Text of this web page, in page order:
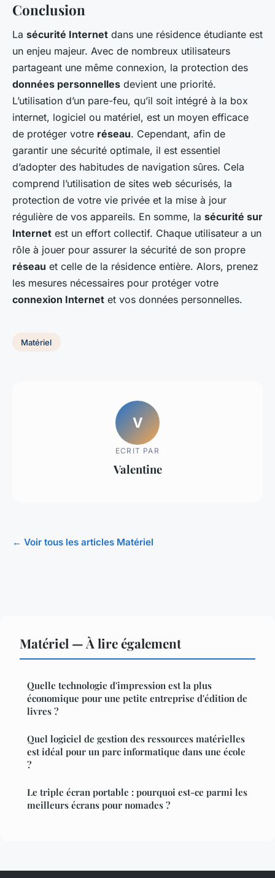
Conclusion
La sécurité Internet dans une résidence étudiante est
un enjeu majeur. Avec de nombreux utilisateurs
partageant une même connexion, la protection des
données personnelles devient une priorité.
L’utilisation d’un pare-feu, qu’il soit intégré à la box
internet, logiciel ou matériel, est un moyen efficace
de protéger votre réseau. Cependant, afin de
garantir une sécurité optimale, il est essentiel
d’adopter des habitudes de navigation sûres. Cela
comprend l’utilisation de sites web sécurisés, la
protection de votre vie privée et la mise à jour
régulière de vos appareils. En somme, la sécurité sur
Internet est un effort collectif. Chaque utilisateur a un
rôle à jouer pour assurer la sécurité de son propre
réseau et celle de la résidence entière. Alors, prenez
les mesures nécessaires pour protéger votre
connexion Internet et vos données personnelles.
Matériel
V
ECRIT PAR
Valentine
← Voir tous les articles Matériel
Matériel — À lire également
Quelle technologie d'impression est la plus
économique pour une petite entreprise d'édition de
livres ?
Quel logiciel de gestion des ressources matérielles
est idéal pour un parc informatique dans une école
?
Le triple écran portable : pourquoi est-ce parmi les
meilleurs écrans pour nomades ?